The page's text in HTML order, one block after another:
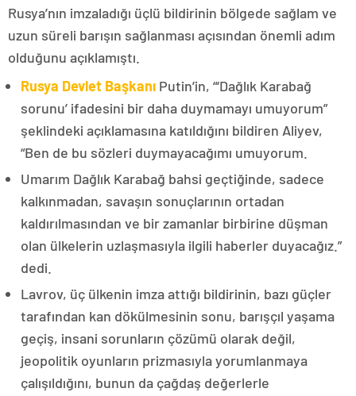
Rusya’nın imzaladığı üçlü bildirinin bölgede sağlam ve
uzun süreli barışın sağlanması açısından önemli adım
olduğunu açıklamıştı.
Rusya Devlet Başkanı Putin’in, “‘Dağlık Karabağ
sorunu’ ifadesini bir daha duymamayı umuyorum”
şeklindeki açıklamasına katıldığını bildiren Aliyev,
“Ben de bu sözleri duymayacağımı umuyorum.
Umarım Dağlık Karabağ bahsi geçtiğinde, sadece
kalkınmadan, savaşın sonuçlarının ortadan
kaldırılmasından ve bir zamanlar birbirine düşman
olan ülkelerin uzlaşmasıyla ilgili haberler duyacağız.”
dedi.
Lavrov, üç ülkenin imza attığı bildirinin, bazı güçler
tarafından kan dökülmesinin sonu, barışçıl yaşama
geçiş, insani sorunların çözümü olarak değil,
jeopolitik oyunların prizmasıyla yorumlanmaya
çalışıldığını, bunun da çağdaş değerlerle